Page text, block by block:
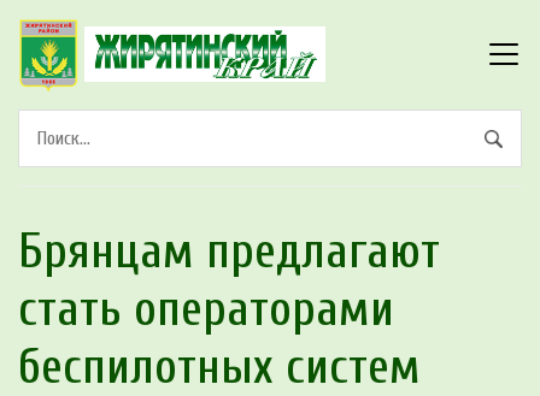
Брянцам прeдлагают
стать оперaтoрами
бeспилотных систeм